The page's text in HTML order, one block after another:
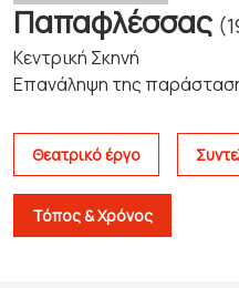
Παπαφλέσσας
Κεντρική Σκηνή
Επανάληψη της
Θεατρικό έργο
Τόπος & Χρόνος